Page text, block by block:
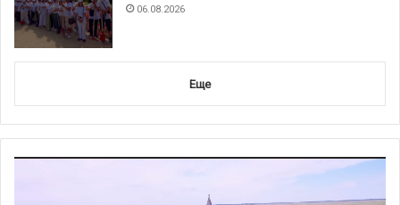
06.08.2026
Еще